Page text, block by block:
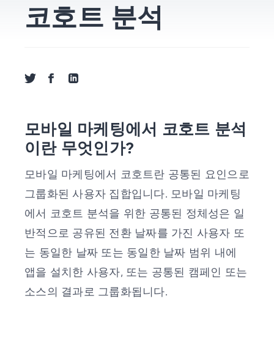
코호트 분석
모바일 마케팅에서 코호트 분석
이란 무엇인가?
모바일 마케팅에서 코호트란 공통된 요인으로
그룹화된 사용자 집합입니다. 모바일 마케팅
에서 코호트 분석을 위한 공통된 정체성은 일
반적으로 공유된 전환 날짜를 가진 사용자 또
는 동일한 날짜 또는 동일한 날짜 범위 내에
앱을 설치한 사용자, 또는 공통된 캠페인 또는
소스의 결과로 그룹화됩니다.